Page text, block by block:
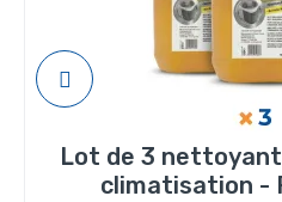
Lot de 3
climatisation -